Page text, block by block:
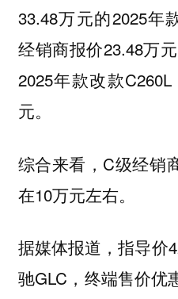
33.48万元的2025年
经销商报价23.48万
2025年款改款
元。
综合来看，C级经销
在10万元左右。
据媒体报道，指导价
驰GLC，终端售价优